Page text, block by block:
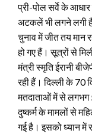
प्री-पोल सर्वे के आधार
अटकलें भी लगने लगी
चुनाव में जीत तय मान
हो गए हैं। सूत्रों से
मंत्री स्मृति ईरानी
रही हैं। दिल्ली के 70
मतदाताओं में से लगभग
दुष्कर्म के मामलों से
गई है। इसको ध्यान में